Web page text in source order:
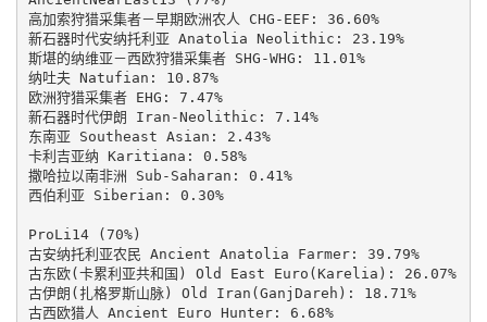
高加索狩猎采集者－早期欧洲农人 CHG-EEF: 36.60%
新石器时代安纳托利亚 Anatolia Neolithic: 23.19%
斯堪的纳维亚－西欧狩猎采集者 SHG-WHG: 11.01%
纳吐夫 Natufian: 10.87%
欧洲狩猎采集者 EHG: 7.47%
新石器时代伊朗 Iran-Neolithic: 7.14%
东南亚 Southeast Asian: 2.43%
卡利吉亚纳 Karitiana: 0.58%
撒哈拉以南非洲 Sub-Saharan: 0.41%
西伯利亚 Siberian: 0.30%
ProLi14 (70%)
古安纳托利亚农民 Ancient Anatolia Farmer: 39.79%
古东欧(卡累利亚共和国) Old East Euro(Karelia): 26.07%
古伊朗(扎格罗斯山脉) Old Iran(GanjDareh): 18.71%
古西欧猎人 Ancient Euro Hunter: 6.68%